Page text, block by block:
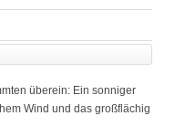
überein: Ein sonniger
Wind und das großflächig